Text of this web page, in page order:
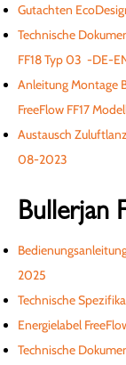
Gutachten
Technische
FF18 Typ 03 -DE-
Anleitung Montage
FreeFlow FF17
Austausch
08-2023
Bullerjan
2025
Technische
Energielabel
Technische